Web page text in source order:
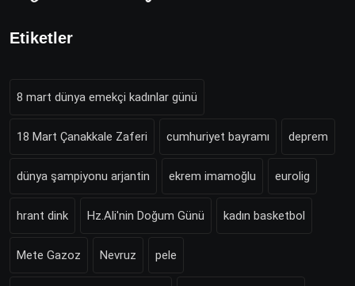
Etiketler
8 mart dünya emekçi kadınlar günü
18 Mart Çanakkale Zaferi cumhuriyet bayramı deprem
dünya şampiyonu arjantin ekrem imamoğlu eurolig
hrant dink Hz.Ali'nin Doğum Günü kadın basketbol
Mete Gazoz Nevruz pele